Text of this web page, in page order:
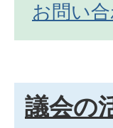
お問い
議会の